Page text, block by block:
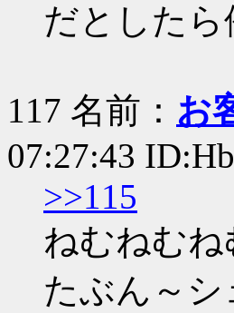
だとした
117 名前： お
07:27:43
>>115
ねむねむね
たぶん～